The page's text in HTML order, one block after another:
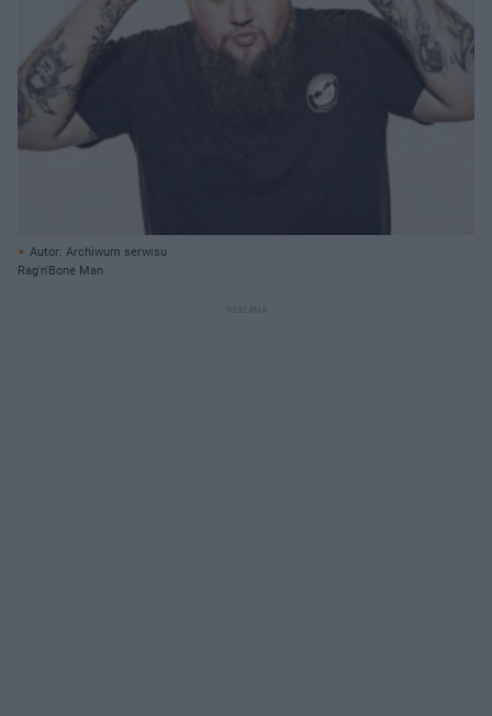
Autor: Archiwum serwisu
Rag'n'Bone Man